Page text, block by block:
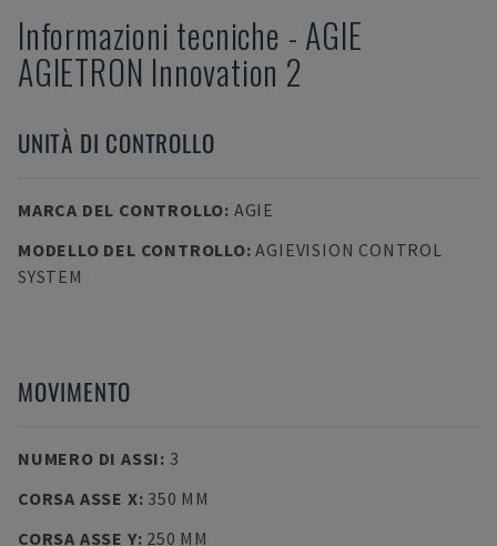
Informazioni tecniche - AGIE
AGIETRON Innovation 2
UNITÀ DI CONTROLLO
MARCA DEL CONTROLLO: AGIE
MODELLO DEL CONTROLLO:AGIEVISION CONTROL
SYSTEM
MOVIMENTO
NUMERO DI ASSI: 3
CORSA ASSE X: 350 MM
CORSA ASSE Y: 250 MM